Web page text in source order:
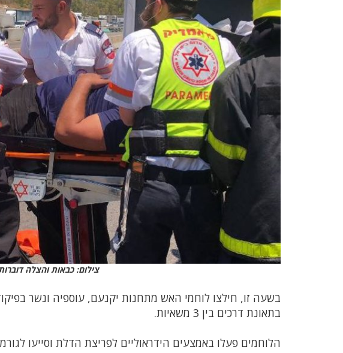
צילום: כבאות והצלה
בשעה זו, חילצו לוחמי האש מתחנות יקנעם, עוספיה ונשר
בתאונת דרכים בין 3 משאיות.
הלוחמים פעלו באמצעים הידראוליים לפריצת הדלת וסייעו